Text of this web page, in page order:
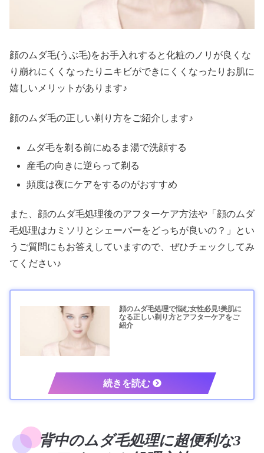
顔のムダ毛(うぶ毛)をお手入れすると化粧のノリが良くな
り崩れにくくなったりニキビができにくくなったりお肌に
嬉しいメリットがあります♪
顔のムダ毛の正しい剃り方をご紹介します♪
ムダ毛を剃る前にぬるま湯で洗顔する
産毛の向きに逆らって剃る
頻度は夜にケアをするのがおすすめ
また、顔のムダ毛処理後のアフターケア方法や「顔のムダ
毛処理はカミソリとシェーバーをどっちが良いの？」とい
うご質問にもお答えしていますので、ぜひチェックしてみ
てください♪
顔のムダ毛処理で悩む女性必見!美肌に
なる正しい剃り方とアフターケアをご
紹介
背中のムダ毛処理に超便利な3